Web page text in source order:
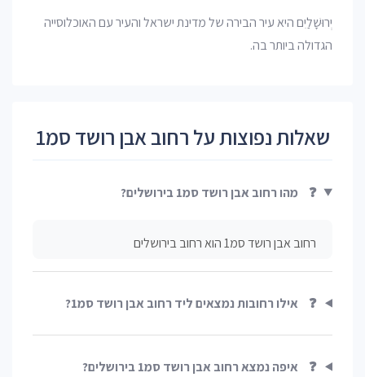
יְרוּשָׁלַיִם היא עיר הבירה של מדינת ישראל והעיר עם האוכלוסייה
הגדולה ביותר בה.
שאלות נפוצות על רחוב אבן רושד סמ1
❓ מהו רחוב אבן רושד סמ1 בירושלים?
רחוב אבן רושד סמ1 הוא רחוב בירושלים
❓ אילו רחובות נמצאים ליד רחוב אבן רושד סמ1?
❓ איפה נמצא רחוב אבן רושד סמ1 בירושלים?